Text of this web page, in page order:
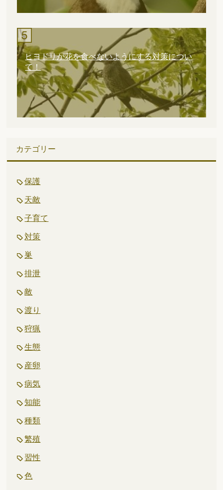
ヒヨドリが花を食べないようにする対策につい
て！
カテゴリー
保護
天敵
子育て
対策
巣
排泄
敵
渡り
狩猟
生態
産卵
病気
知能
種類
繁殖
習性
色